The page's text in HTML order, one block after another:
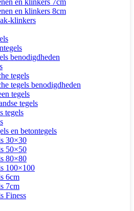
en klinkers 8cm
klinkers
benodigdheden
tegels
tegels benodigdheden
tegels
tegels
tegels
en betontegels
30×30
50×50
80×80
100×100
6cm
7cm
Finess